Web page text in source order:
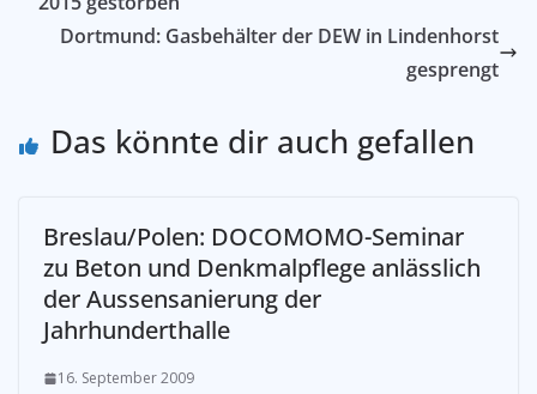
Dortmund: Gasbehälter der DEW in Lindenhorst
gesprengt
Das könnte dir auch gefallen
Breslau/Polen: DOCOMOMO-Seminar
zu Beton und Denkmalpflege anlässlich
der Aussensanierung der
Jahrhunderthalle
16. September 2009